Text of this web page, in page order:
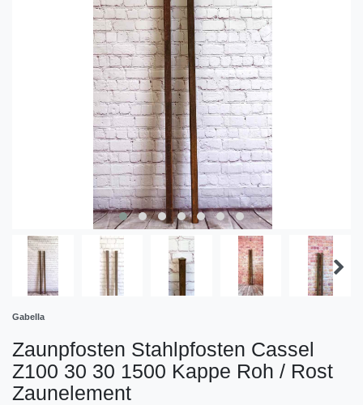
Gabella
Zaunpfosten Stahlpfosten Cassel
Z100 30 30 1500 Kappe Roh / Rost
Zaunelement